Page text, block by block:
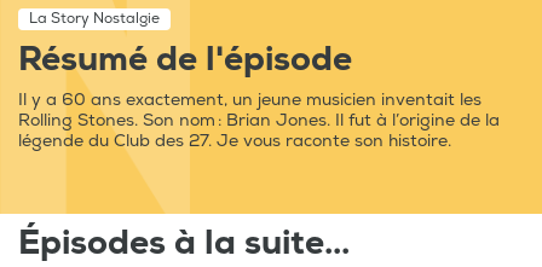
La Story Nostalgie
Résumé de l'épisode
Il y a 60 ans exactement, un jeune musicien inventait les
Rolling Stones. Son nom : Brian Jones. Il fut à l’origine de la
légende du Club des 27. Je vous raconte son histoire.
Épisodes à la suite...